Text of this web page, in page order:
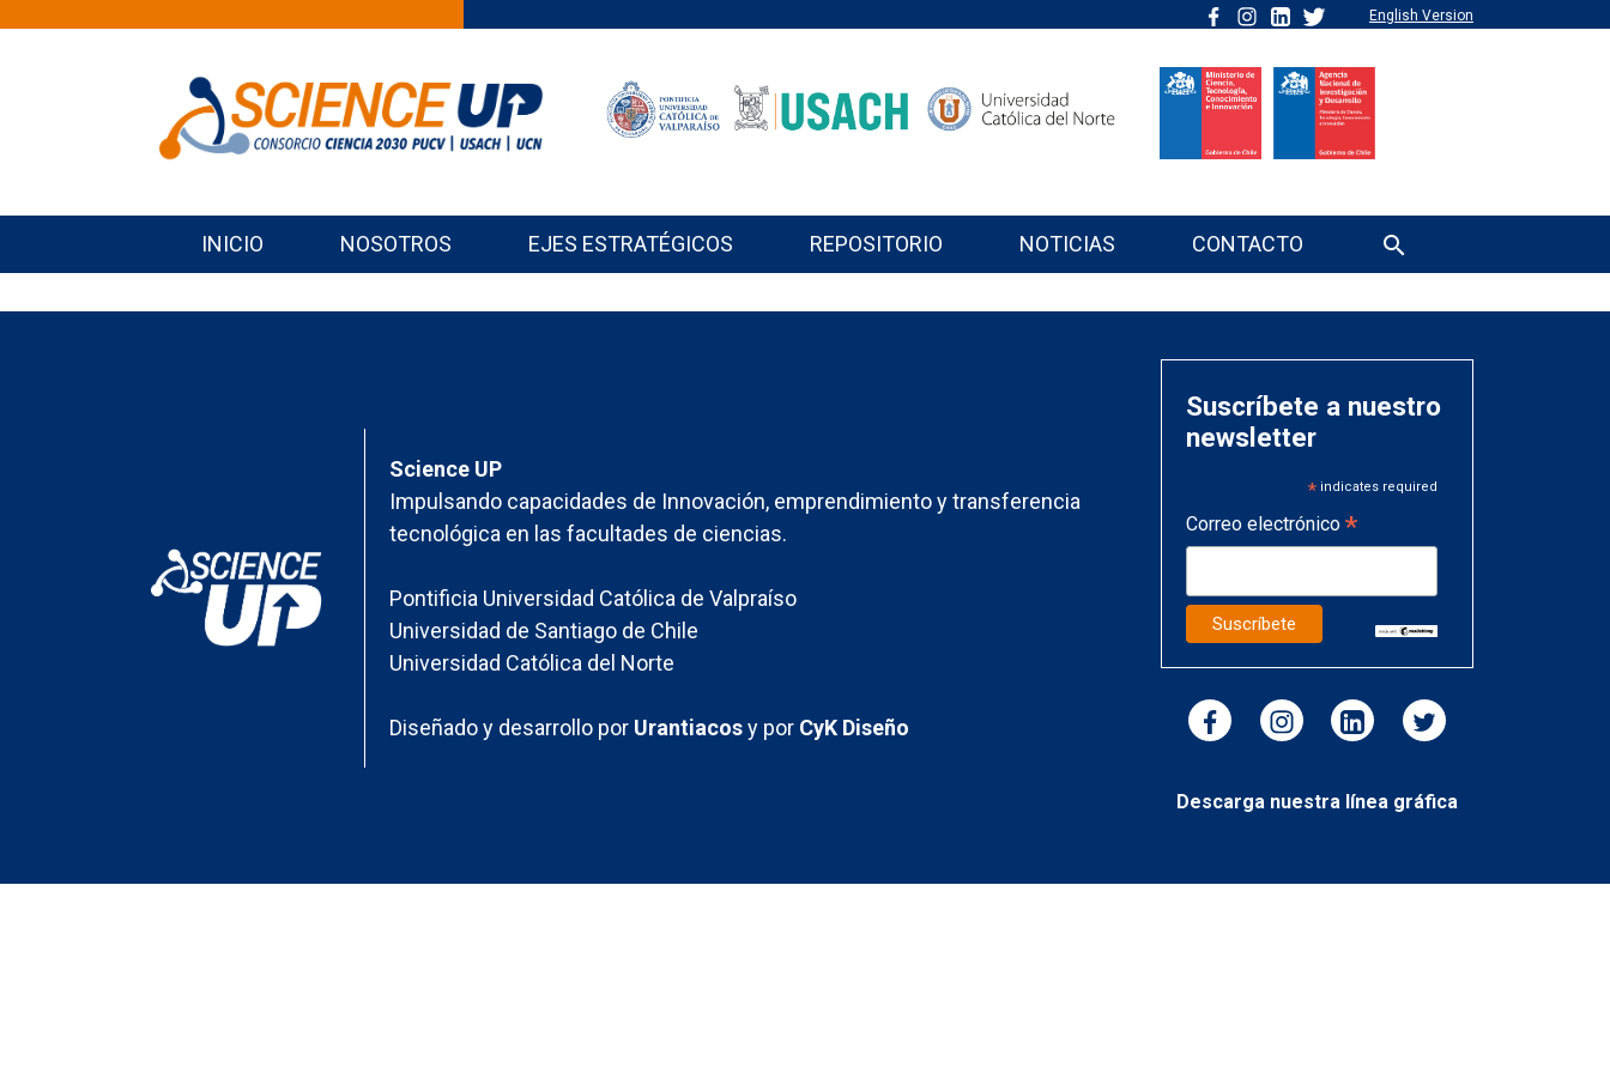
English Version
INICIO NOSOTROS EJES ESTRATÉGICOS REPOSITORIO NOTICIAS CONTACTO
Science UP
Impulsando capacidades de Innovación, emprendimiento y transferencia
tecnológica en las facultades de ciencias.
Pontificia Universidad Católica de Valpraíso
Universidad de Santiago de Chile
Universidad Católica del Norte
Diseñado y desarrollo por Urantiacosy por CyK Diseño
Suscríbete a nuestro
newsletter
* indicates required
Correo electrónico *
Descarga nuestra línea gráfica